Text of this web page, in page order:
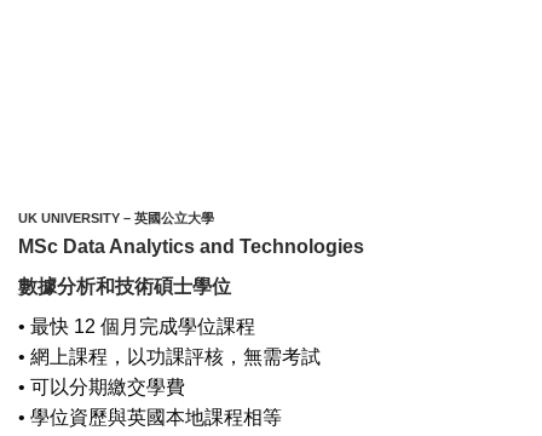
UK UNIVERSITY – 英國公立大學
MSc Data Analytics and Technologies
數據分析和技術碩士學位
• 最快 12 個月完成學位課程
• 網上課程，以功課評核，無需考試
• 可以分期繳交學費
• 學位資歷與英國本地課程相等